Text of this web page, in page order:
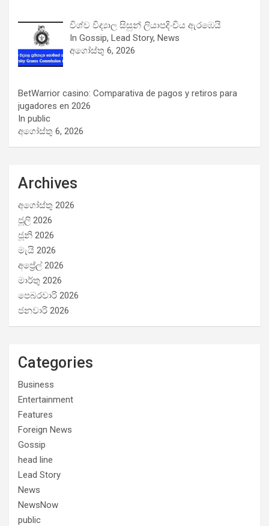
විශ්ව විද්‍යාල සිසුන් ලියාපදිංචිය ඇරඹෙයි
In Gossip, Lead Story, News
අගෝස්තු 6, 2026
BetWarrior casino: Comparativa de pagos y retiros para
jugadores en 2026
In public
අගෝස්තු 6, 2026
Archives
අගෝස්තු 2026
ජූලි 2026
ජූනි 2026
මැයි 2026
අප්‍රේල් 2026
මාර්තු 2026
පෙබරවාරි 2026
ජනවාරි 2026
Categories
Business
Entertainment
Features
Foreign News
Gossip
head line
Lead Story
News
NewsNow
public